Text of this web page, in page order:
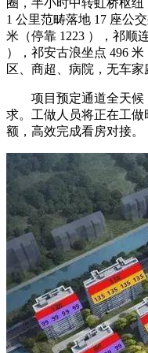
圈，半小时中转虹桥枢
1 公里范畴落地 17 座公
米（停靠 1223 ），祁顺
），祁安古浪坐点 496
区、商超、病院，无车家
项目预定通道全天候
求。工做人员将正在工
额，高效完成看房对接。